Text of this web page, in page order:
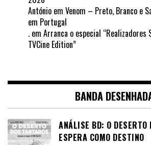
António em Venom – Preto, Branco e
em Portugal
. em Arranca o especial “Realizadores
TVCine Edition”
BANDA
ANÁLISE BD: O
ESPERA COMO DESTINO